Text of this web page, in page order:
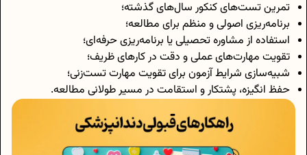
تمرین تست‌های کنکور سال‌های گذشته؛
برنامه‌ریزی اصولی و منظم برای مطالعه؛
استفاده از مشاوره تحصیلی یا برنامه‌ریزی حرفه‌ای؛
تقویت مهارت‌های عملی و دقت در کارهای ظریف؛
شبیه‌سازی شرایط آزمون برای تقویت مهارت تست‌زنی؛
حفظ انگیزه، پشتکار و استقامت در مسیر طولانی مطالعه.